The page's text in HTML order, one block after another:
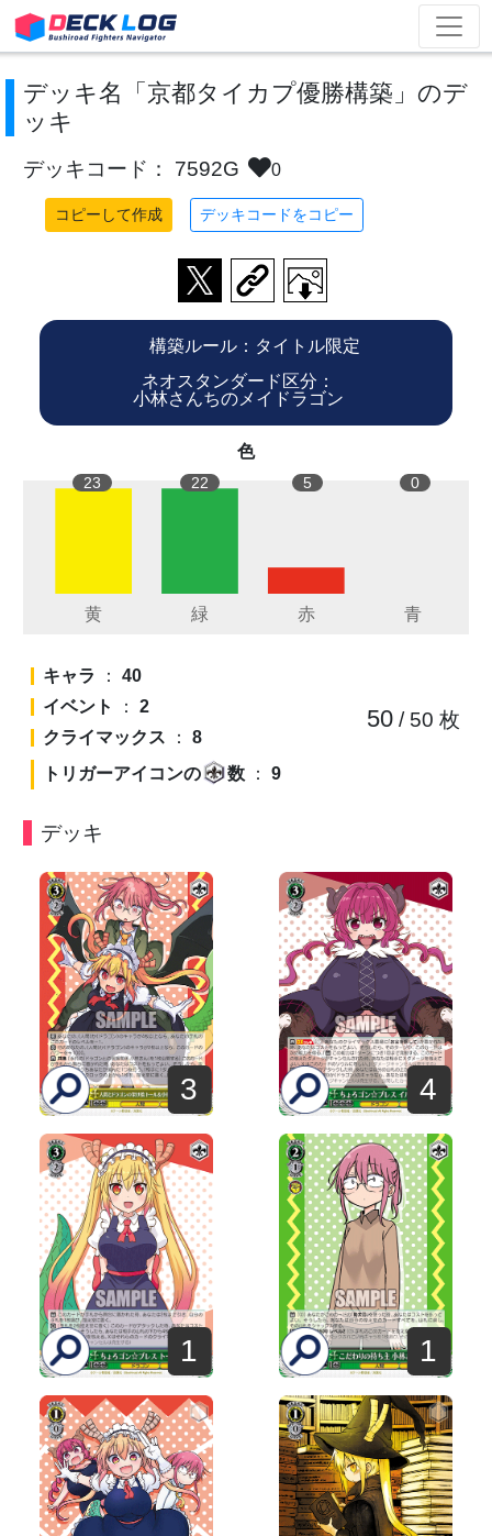
デッキ名「京都タイカプ優勝構築」のデ
ッキ
デッキコード： 7592G 0
コピーして作成 デッキコードをコピー
構築ルール：タイトル限定
ネオスタンダード区分：
小林さんちのメイドラゴン
色
23 22 5 0
キャラ ： 40
イベント
： 2
クライマックス ： 8
トリガーアイコンの
数 ： 9
50/ 50 枚
デッキ
3 4
1 1